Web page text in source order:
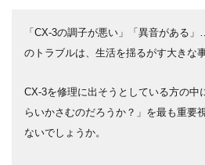
「CX-3の調子が悪い」「異音がある
のトラブルは、生活を揺るがす大きな
CX-3を修理に出そうとしている方の中
らいかさむのだろうか？」を最も重要
ないでしょうか。